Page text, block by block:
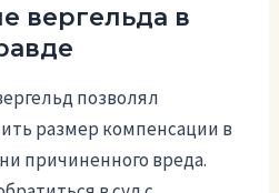
вергельда в
позволял
размер компенсации в
причиненного вреда.